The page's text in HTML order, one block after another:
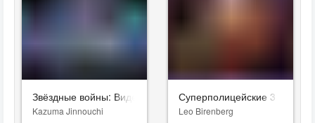
Звёздные войны: Видения. Девятый джедай
Kazuma Jinnouchi
Суперполицейские 3
Leo Birenberg